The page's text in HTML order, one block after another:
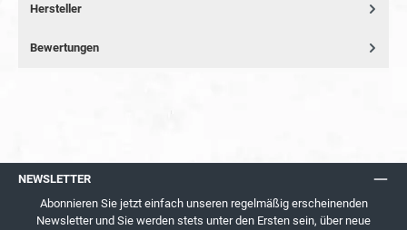
Hersteller
Bewertungen
NEWSLETTER
Abonnieren Sie jetzt einfach unseren regelmäßig erscheinenden
Newsletter und Sie werden stets unter den Ersten sein, über neue